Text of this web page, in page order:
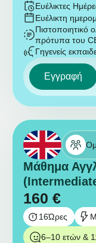
Ευέλικτες
Ευέλικτη
πρότυπα του
Γηγενείς
Εγγραφή
Μάθημα
160 €
16Ώρες
6–10 ετών &